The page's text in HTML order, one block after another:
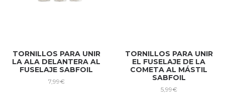
TORNILLOS PARA UNIR
LA ALA DELANTERA AL
FUSELAJE SABFOIL
7,99€
TORNILLOS PARA UNIR
EL FUSELAJE DE LA
COMETA AL MÁSTIL
SABFOIL
5,99€